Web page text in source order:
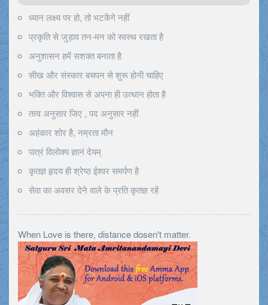
ध्यान लक्ष्य पर हो, तो भटकेंगे नहीं
प्रकृति से जुड़ाव तन-मन को स्वस्थ रखता है
अनुशासन हमें सशक्त बनाता है
सीख और संस्कार बचपन से शुरू होनी चाहिए
भक्ति और विश्वास से अपना ही उत्थान होता है
तत्व अनुसार जिए , पद अनुसार नहीं
अहंकार शोर है, नम्रता मौन
पात्रं विलोक्य ज्ञानं देयम्
कृतज्ञ हृदय ही श्रेष्ठ ईश्वर समर्पण है
सेवा का अवसर देने वाले के प्रति कृतज्ञ रहें
When Love is there, distance dosen't matter.